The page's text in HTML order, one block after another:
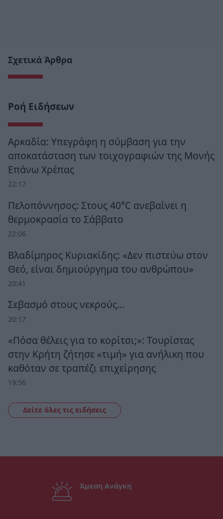
Σχετικά Άρθρα
Ροή Ειδήσεων
Αρκαδία: Υπεγράφη η σύμβαση για την
αποκατάσταση των τοιχογραφιών της Μονής
Επάνω Χρέπας
22:17
Πελοπόννησος: Στους 40°C ανεβαίνει η
θερμοκρασία το Σάββατο
22:06
Βλαδίμηρος Κυριακίδης: «Δεν πιστεύω στον
Θεό, είναι δημιούργημα του ανθρώπου»
20:41
Σεβασμό στους νεκρούς…
20:17
«Πόσα θέλεις για το κορίτσι;»: Τουρίστας
στην Κρήτη ζήτησε «τιμή» για ανήλικη που
καθόταν σε τραπέζι επιχείρησης
19:56
Δείτε όλες τις ειδήσεις
Άμεση Ανάγκη